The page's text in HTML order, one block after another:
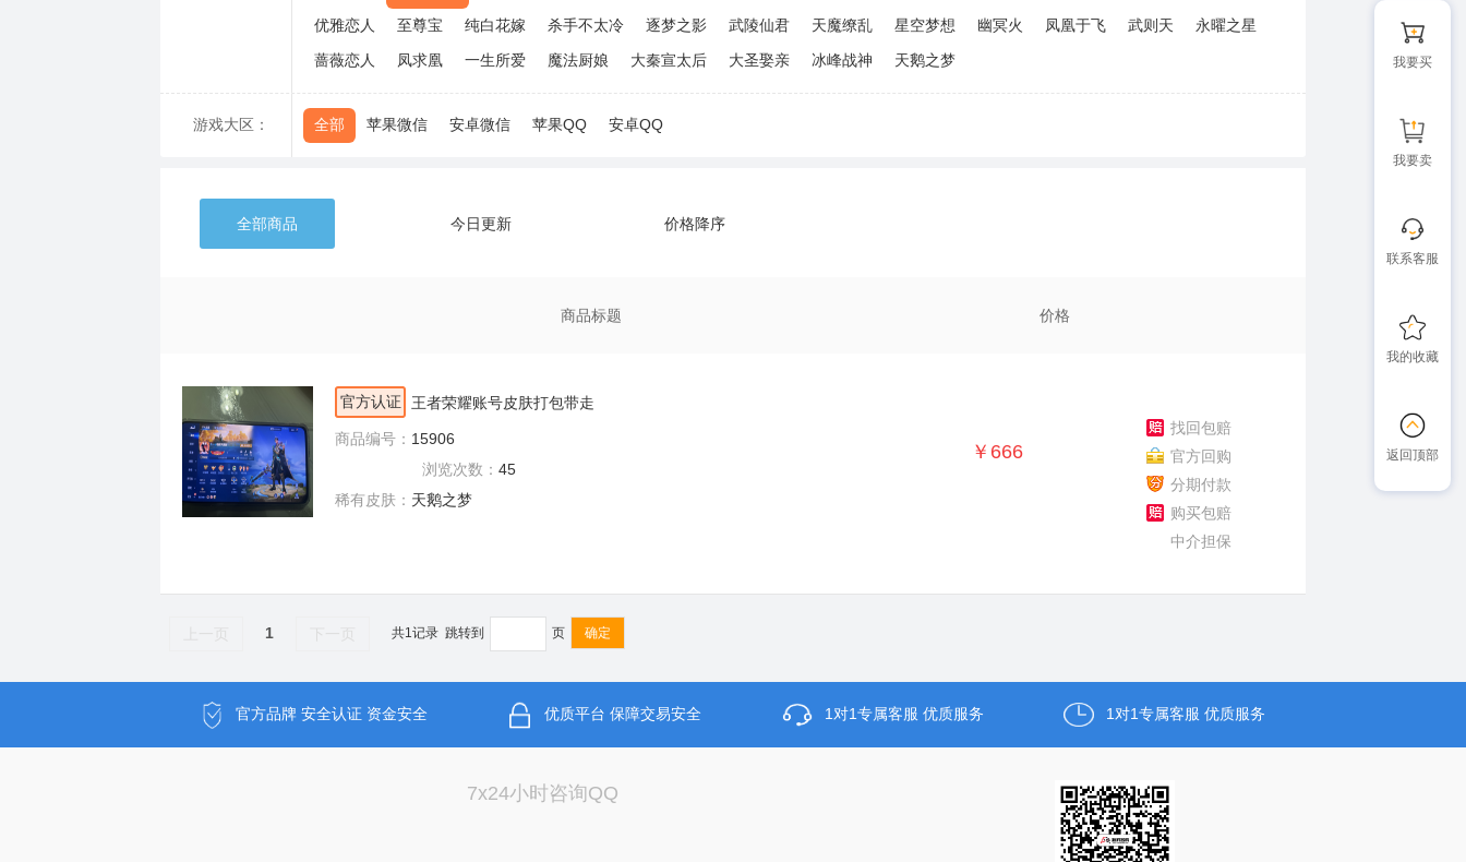
优雅恋人
至尊宝 纯白花嫁 杀手不太冷 逐梦之影 武陵仙君 天魔缭乱 星空梦想 幽冥火 凤凰于飞 武则天
永曜之星
蔷薇恋人
凤求凰 一生所爱 魔法厨娘 大秦宣太后 大圣娶亲 冰峰战神 天鹅之梦
游戏大区： 全部 苹果微信 安卓微信 苹果QQ 安卓QQ
全部商品 今日更新 价格降序
商品标题 价格
商品认证
官方认证 王者荣耀账号皮肤打包带走
商品编号： 15906
浏览次数： 45
稀有皮肤： 天鹅之梦
￥666
找回包赔
官方回购
分期付款
购买包赔
中介担保
1 共1记录 跳转到 页
官方品牌 安全认证 资金安全 优质平台 保障交易安全 1对1专属客服 优质服务 1对1专属客服 优质服务
7x24小时咨询QQ
我要买
我要卖
联系客服
我的收藏
返回顶部